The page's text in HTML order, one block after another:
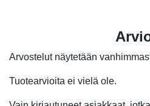
Arvostelut näytetään
Tuotearvioita ei vielä ole.